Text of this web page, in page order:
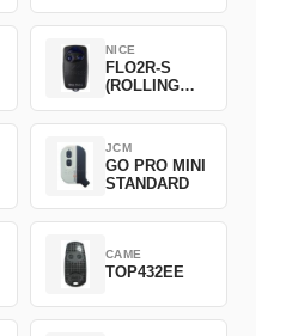
NICE
FLO2R-S
(ROLLING
JCM
GO PRO MINI
STANDARD
CAME
TOP432EE